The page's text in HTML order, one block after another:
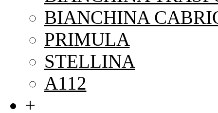
BIANCHINA
PRIMULA
STELLINA
A112
+